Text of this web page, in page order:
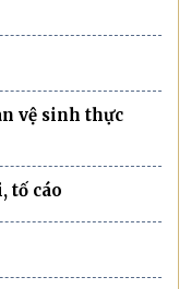
vệ sinh thực
tố cáo